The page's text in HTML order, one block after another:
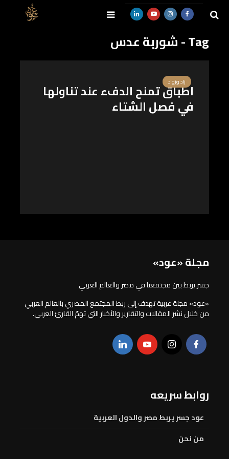
Tag - شوربة عدس
زاد وزواد
اطباق تمنح الدفء عند تناولها
في فصل الشتاء
مجلة «عود»
جسر يربط بين مجتمعنا في مصر والعالم العربي
«عود» مجلة عربية تهدف إلى ربط المجتمع المصري بالعالم العربي
من خلال نشر المقالات والتقارير والأخبار التي تهمّ القارئ العربي.
روابط سريعه
عود جسر يربط مصر والدول العربية
من نحن